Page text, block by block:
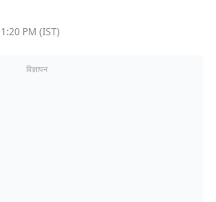
PM (IST)
विज्ञापन